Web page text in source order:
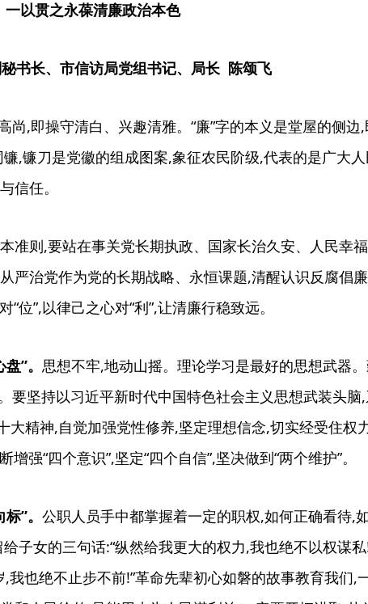
一以贯之永葆清廉政治本色
书长、市信访局党组书记、局长 陈颂飞
,即操守清白、兴趣清雅。“廉”字的本义是堂屋的侧边
,镰刀是党徽的组成图案,象征农民阶级,代表的是广大
信任。
准则,要站在事关党长期执政、国家长治久安、人民幸
严治党作为党的长期战略、永恒课题,清醒认识反腐倡
位”,以律己之心对“利”,让清廉行稳致远。
”。 思想不牢,地动山摇。理论学习是最好的思想武器
要坚持以习近平新时代中国特色社会主义思想武装头脑
精神,自觉加强党性修养,坚定理想信念,切实经受住权
强“四个意识”,坚定“四个自信”,坚决做到“两个维护”。
”。 公职人员手中都掌握着一定的职权,如何正确看待,
子女的三句话:“纵然给我更大的权力,我也绝不以权谋
也绝不止步不前!”革命先辈初心如磐的故事教育我们,